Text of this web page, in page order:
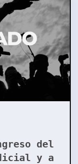
del
y a